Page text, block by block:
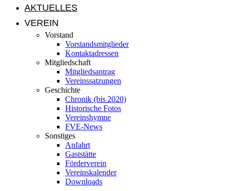
AKTUELLES
VEREIN
Vorstand
Vorstandsmitglieder
Kontaktadressen
Mitgliedschaft
Mitgliedsantrag
Vereinssatzungen
Geschichte
Chronik (bis 2020)
Historische Fotos
Vereinshymne
FVE-News
Sonstiges
Anfahrt
Gaststätte
Förderverein
Vereinskalender
Downloads